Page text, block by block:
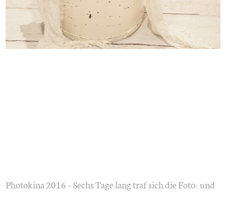
Photokina 2016 – Sechs Tage lang traf sich die Foto- und